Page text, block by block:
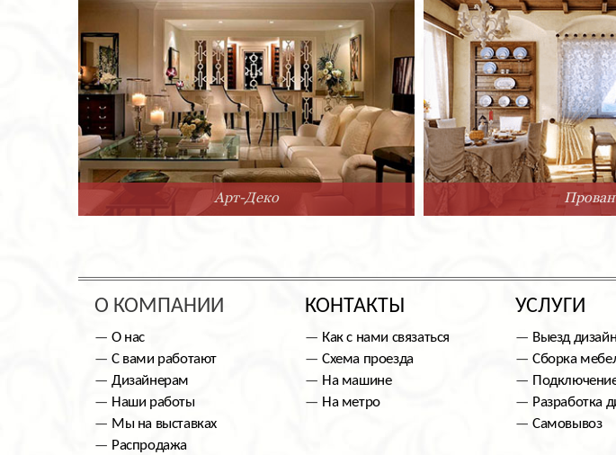
Арт-Деко
О КОМПАНИИ
О нас
С вами работают
Дизайнерам
Наши работы
Мы на выставках
Распродажа
КОНТАКТЫ
Как с нами связаться
Схема проезда
На машине
На метро
УСЛУГИ
Выезд
Сборка
Разработка
Самовывоз